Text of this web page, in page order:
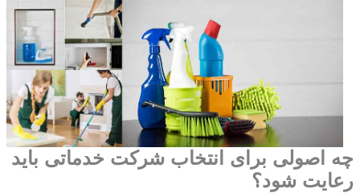
چه اصولی برای انتخاب شرکت خدماتی باید
رعایت شود؟